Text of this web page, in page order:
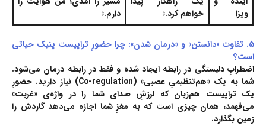
ویزا
خواهم کرد.»
دارم.»
۵. تفاوت «دانستن» و «درمان شدن»: چرا حضورِ تراپیست پنیک حیاتی
است؟
اضطرابِ دلبستگی در رابطه ایجاد شده و فقط در رابطه درمان می‌شود.
شما به یک «هم‌تنظیمیِ عصبی» (Co-regulation) نیاز دارید. حضورِ
یک تراپیست هم‌زبان که لرزشِ صدای شما را در واژه‌ی «غربت»
می‌فهمد، همان چیزی است که به مغزِ شما اجازه می‌دهد گاردش را
زمین بگذارد.